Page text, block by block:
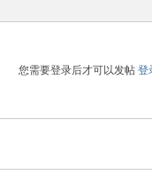
您需要登录后才可以发帖 登